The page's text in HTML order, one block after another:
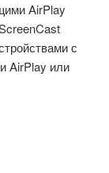
AirPlay
с
AirPlay или